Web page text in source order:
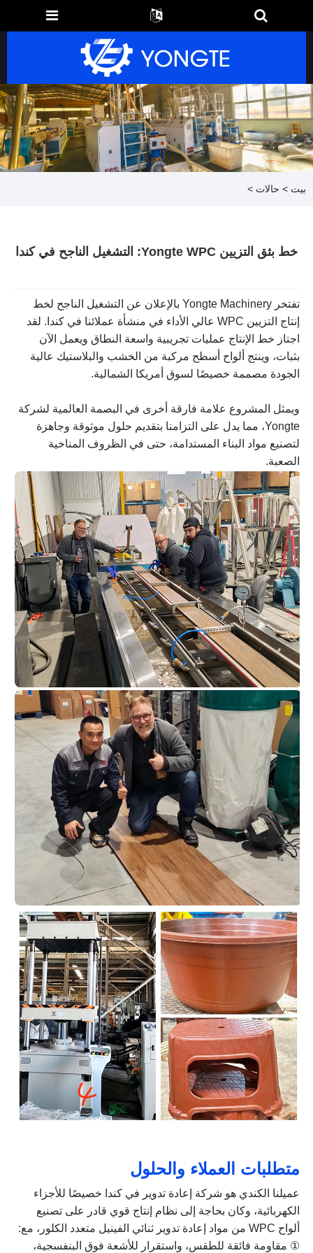
بيت > حالات >
خط بثق التزيين Yongte WPC: التشغيل الناجح في كندا
تفتخر Yongte Machinery بالإعلان عن التشغيل الناجح لخط
إنتاج التزيين WPC عالي الأداء في منشأة عملائنا في كندا. لقد
اجتاز خط الإنتاج عمليات تجريبية واسعة النطاق ويعمل الآن
بثبات، وينتج ألواح أسطح مركبة من الخشب والبلاستيك عالية
الجودة مصممة خصيصًا لسوق أمريكا الشمالية.
ويمثل المشروع علامة فارقة أخرى في البصمة العالمية لشركة
Yongte، مما يدل على التزامنا بتقديم حلول موثوقة وجاهزة
لتصنيع مواد البناء المستدامة، حتى في الظروف المناخية
الصعبة.
متطلبات العملاء والحلول
عميلنا الكندي هو شركة إعادة تدوير في كندا خصيصًا للأجزاء
الكهربائية، وكان بحاجة إلى نظام إنتاج قوي قادر على تصنيع
ألواح WPC من مواد إعادة تدوير ثنائي الفينيل متعدد الكلور، مع:
① مقاومة فائقة للطقس، واستقرار للأشعة فوق البنفسجية،